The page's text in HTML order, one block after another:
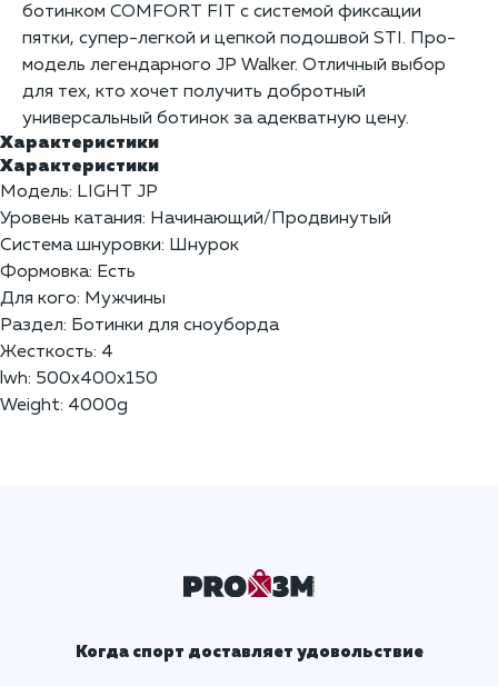
ботинком COMFORT FIT с системой фиксации
пятки, супер-легкой и цепкой подошвой STI. Про-
модель легендарного JP Walker. Отличный выбор
для тех, кто хочет получить добротный
универсальный ботинок за адекватную цену.
Характеристики
Характеристики
Модель: LIGHT JP
Уровень катания: Начинающий/Продвинутый
Система шнуровки: Шнурок
Формовка: Есть
Для кого: Мужчины
Раздел: Ботинки для сноуборда
Жесткость: 4
lwh: 500x400x150
Weight: 4000g
Когда спорт доставляет удовольствие